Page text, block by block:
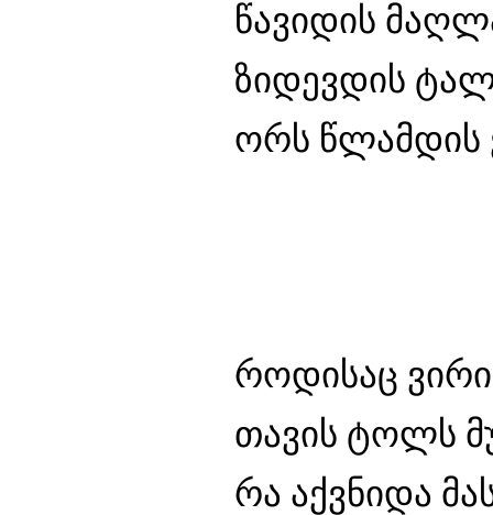
წავიდის
ზიდევდის
ორს წლამდის
როდისაც ვირი
თავის ტოლს
რა აქვნიდა